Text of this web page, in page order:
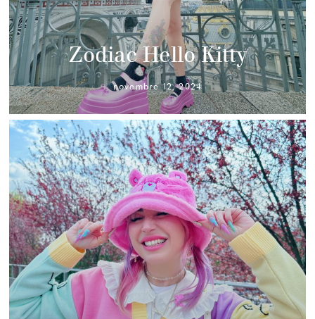
Zodiac Hello Kitty
novembre 12, 2024